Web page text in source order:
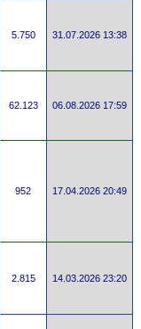
5.750 31.07.2026 13:38
62.123 06.08.2026 17:59
952 17.04.2026 20:49
2.815 14.03.2026 23:20